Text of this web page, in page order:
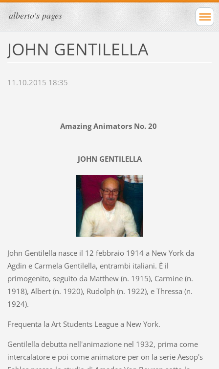
alberto's pages
JOHN GENTILELLA
11.10.2015 18:35
Amazing Animators No. 20
JOHN GENTILELLA
John Gentilella nasce il 12 febbraio 1914 a New York da
Agdin e Carmela Gentilella, entrambi italiani. È il
primogenito, seguìto da Matthew (n. 1915), Carmine (n.
1918), Albert (n. 1920), Rudolph (n. 1922), e Thressa (n.
1924).
Frequenta la Art Students League a New York.
Gentilella debutta nell'animazione nel 1932, prima come
intercalatore e poi come animatore per on la serie Aesop's